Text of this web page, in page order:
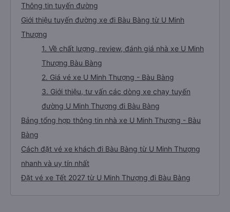
Thông tin tuyến đường
Giới thiệu tuyến đường xe đi Bàu Bàng từ U Minh
Thượng
1. Về chất lượng, review, đánh giá nhà xe U Minh
Thượng Bàu Bàng
2. Giá vé xe U Minh Thượng - Bàu Bàng
3. Giới thiệu, tư vấn các dòng xe chạy tuyến
đường U Minh Thượng đi Bàu Bàng
Bảng tổng hợp thông tin nhà xe U Minh Thượng - Bàu
Bàng
Cách đặt vé xe khách đi Bàu Bàng từ U Minh Thượng
nhanh và uy tín nhất
Đặt vé xe Tết 2027 từ U Minh Thượng đi Bàu Bàng